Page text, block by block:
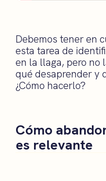
Debemos tener en
esta tarea de
en la llaga, pero no
qué desaprender y
¿Cómo hacerlo?
Cómo
es relevante